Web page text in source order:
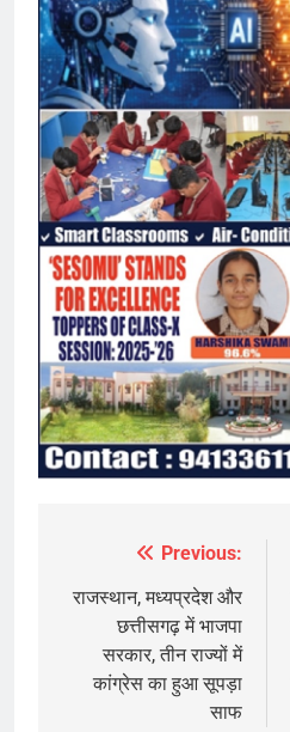
navigation
Previous:
राजस्थान, मध्यप्रदेश और
छत्तीसगढ़ में भाजपा
सरकार, तीन राज्यों में
कांग्रेस का हुआ सूपड़ा
साफ